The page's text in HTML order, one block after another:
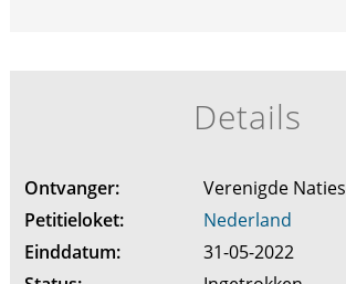
Details
Ontvanger:
Verenigde Naties
Petitieloket:
Nederland
Einddatum:
31-05-2022